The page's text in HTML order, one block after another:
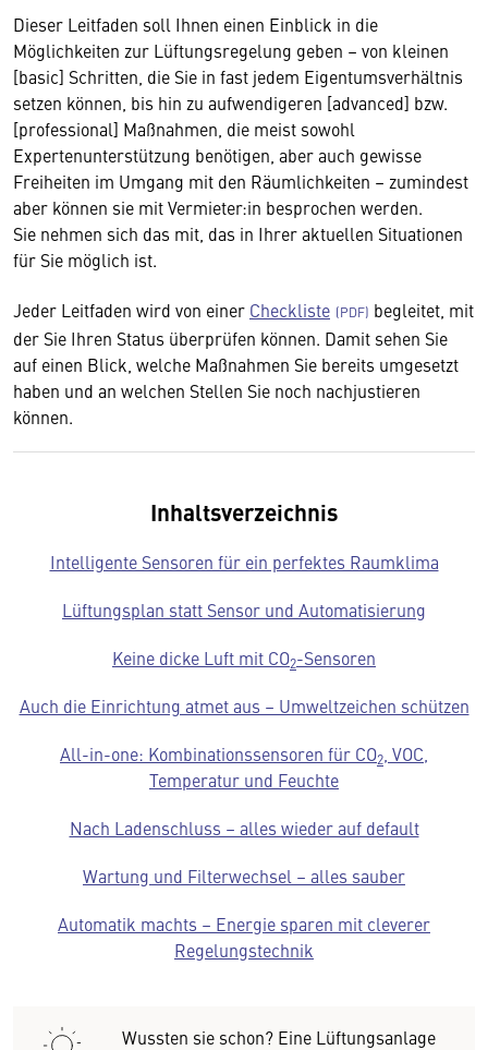
Dieser Leitfaden soll Ihnen einen Einblick in die
Möglichkeiten zur Lüftungsregelung geben – von kleinen
[basic] Schritten, die Sie in fast jedem Eigentumsverhältnis
setzen können, bis hin zu aufwendigeren [advanced] bzw.
[professional] Maßnahmen, die meist sowohl
Expertenunterstützung benötigen, aber auch gewisse
Freiheiten im Umgang mit den Räumlichkeiten – zumindest
aber können sie mit Vermieter:in besprochen werden.
Sie nehmen sich das mit, das in Ihrer aktuellen Situationen
für Sie möglich ist.
Jeder Leitfaden wird von einer Checkliste
begleitet, mit
der Sie Ihren Status überprüfen können. Damit sehen Sie
auf einen Blick, welche Maßnahmen Sie bereits umgesetzt
haben und an welchen Stellen Sie noch nachjustieren
können.
Inhaltsverzeichnis
Intelligente Sensoren für ein perfektes Raumklima
Lüftungsplan statt Sensor und Automatisierung
Keine dicke Luft mit CO2-Sensoren
Auch die Einrichtung atmet aus – Umweltzeichen schützen
All-in-one: Kombinationssensoren für CO2 , VOC,
Temperatur und Feuchte
Nach Ladenschluss – alles wieder auf default
Wartung und Filterwechsel – alles sauber
Automatik machts – Energie sparen mit cleverer
Regelungstechnik
Wussten sie schon? Eine Lüftungsanlage